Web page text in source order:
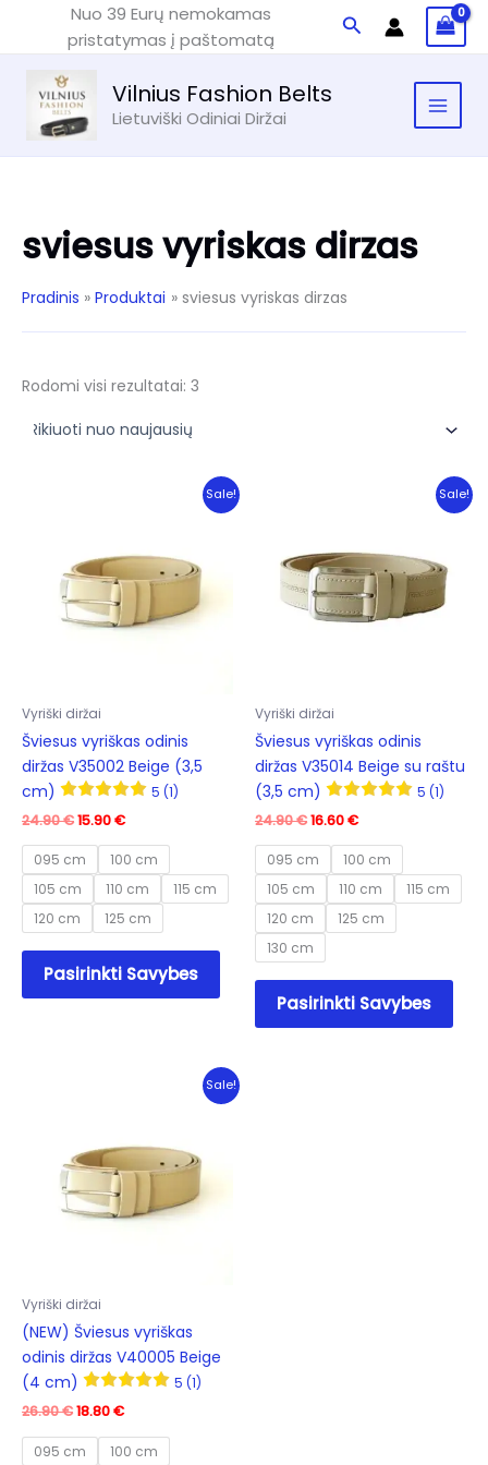
Nuo 39 Eurų nemokamas
pristatymas į paštomatą
Paieška
Vilnius Fashion Belts
Lietuviški Odiniai Diržai
sviesus vyriskas dirzas
Pradinis Produktai sviesus vyriskas dirzas
Rodomi visi rezultatai: 3
Sale!
Vyriški diržai
Šviesus vyriškas odinis
diržas V35002 Beige (3,5
cm)
5 (1)
24.90€Original
was:
24.90 €.
15.90€Current
is:
15.90 €.
095 cm
100 cm
105 cm
110 cm
115 cm
120 cm
125 cm
Pasirinkti Savybes
This
product
has
multiple
The
options
Sale!
Vyriški diržai
Šviesus vyriškas odinis
diržas V35014 Beige su raštu
(3,5 cm)
5 (1)
24.90€Original
was:
24.90 €.
16.60€Current
is:
16.60 €.
095 cm
100 cm
105 cm
110 cm
115 cm
120 cm
125 cm
130 cm
Pasirinkti Savybes
This
has
Sale!
Vyriški diržai
(NEW) Šviesus vyriškas
odinis diržas V40005 Beige
(4 cm)
5 (1)
26.90€Original
was:
18.80€Current
is:
095 cm
100 cm